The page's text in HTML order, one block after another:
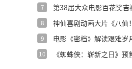
7
第38届大众电影百花奖
8
神仙喜剧动画大片《八仙
9
电影《密档》解读艰难岁
10
《蜘蛛侠：崭新之日》预